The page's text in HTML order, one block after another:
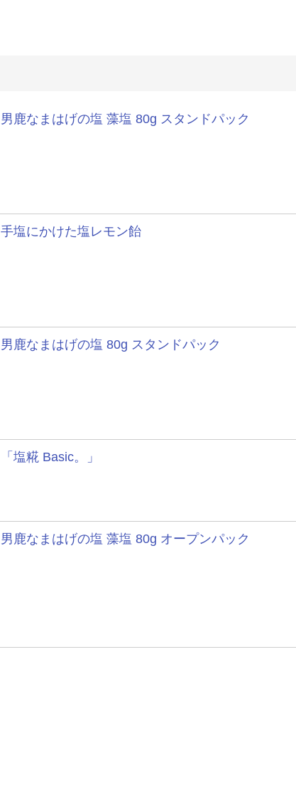
男鹿なまはげの塩 藻塩 80g スタンドパック
手塩にかけた塩レモン飴
男鹿なまはげの塩 80g スタンドパック
「塩糀 Basic。」
男鹿なまはげの塩 藻塩 80g オープンパック